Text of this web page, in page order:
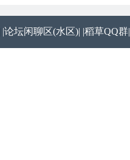
|论坛闲聊区(水区)| |稻草QQ群|